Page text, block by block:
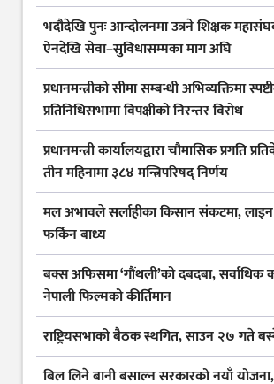
भदौदेखि पुनः आन्दोलनमा उत्रने शिक्षक
ऐनदेखि सेवा–सुविधासम्मका माग अघि
प्रधानमन्त्रीको सीमा सम्बन्धी अभिव्यक्तिमा
प्रतिनिधिसभामा विपक्षीको निरन्तर विरोध
प्रधानमन्त्री कार्यालयद्वारा चौमासिक प्रगति
तीन महिनामा ३८४ मन्त्रिपरिषद् निर्णय
मल अभावले सर्लाहीका किसान संकटमा, लाइन
फर्किन बाध्य
बक्स अफिसमा ‘गौंथली’को दबदबा, सर्वाधिक
नेपाली फिल्मको कीर्तिमान
राष्ट्रियसभाको बैठक स्थगित, साउन २७ गते
बिल लिने बानी बसाल्न सरकारको नयाँ योजना,